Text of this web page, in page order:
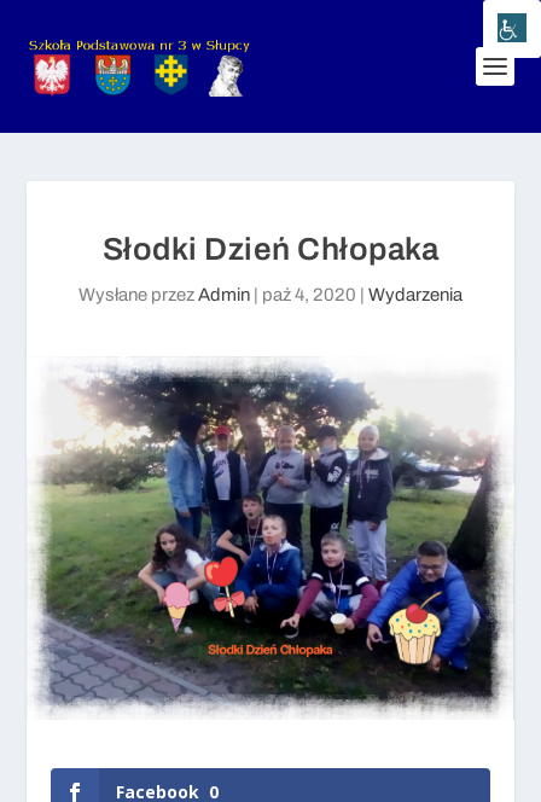
Słodki Dzień Chłopaka
Wysłane przezAdmin paź 4, 2020 Wydarzenia
Facebook 0